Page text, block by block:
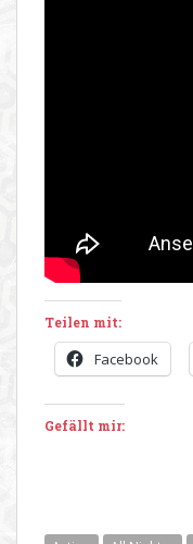
Teilen mit:
Facebook
Gefällt mir: